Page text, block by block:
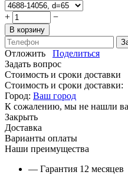
+ −
В корзину
Отложить
Поделиться
Задать вопрос
Стоимость и сроки доставки
Стоимость и сроки доставки:
Город: Ваш город
К сожалению, мы не нашли
Закрыть
Доставка
Варианты оплаты
Наши преимущества
— Гарантия 12 месяцев